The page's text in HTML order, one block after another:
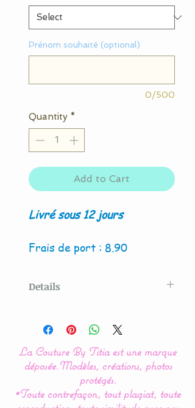
Prénom souhaité (optional)
0/500
Quantity *
Add to Cart
Livré sous 12 jours
Frais de port : 8.90
Details
Couture By Titia
Nos modèles de turbulette,
gigoteuse sont
entièrement réalisés en
La Couture By Titia est une marque
déposée.Modèles, créations, photos
protégés.
*Toute contrefaçon, tout plagiat, toute